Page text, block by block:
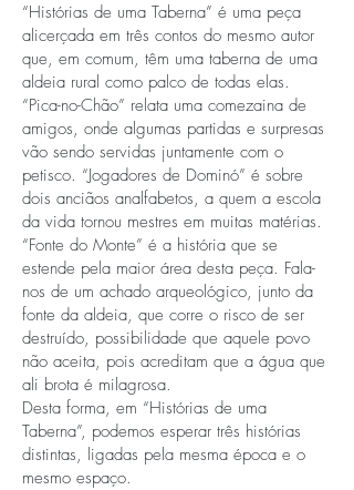
“Histórias de uma Taberna” é uma peça
alicerçada em três contos do mesmo autor
que, em comum, têm uma taberna de uma
aldeia rural como palco de todas elas.
“Pica-no-Chão” relata uma comezaina de
amigos, onde algumas partidas e surpresas
vão sendo servidas juntamente com o
petisco. “Jogadores de Dominó” é sobre
dois anciãos analfabetos, a quem a escola
da vida tornou mestres em muitas matérias.
“Fonte do Monte” é a história que se
estende pela maior área desta peça. Fala-
nos de um achado arqueológico, junto da
fonte da aldeia, que corre o risco de ser
destruído, possibilidade que aquele povo
não aceita, pois acreditam que a água que
ali brota é milagrosa.
Desta forma, em “Histórias de uma
Taberna”, podemos esperar três histórias
distintas, ligadas pela mesma época e o
mesmo espaço.